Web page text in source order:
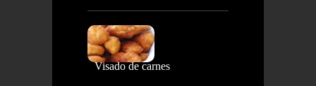
Visado de carnes